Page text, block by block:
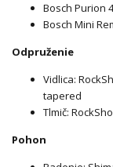
Bosch Purion
Bosch Mini
Odpruženie
Vidlica:
tapered
Tlmič:
Pohon